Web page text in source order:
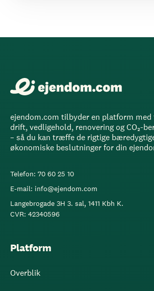
ejendom.com tilbyder en platform med
drift, vedligehold, renovering og CO₂-
– så du kan træffe de rigtige
økonomiske beslutninger for din
Telefon: 70 60 25 10
E-mail: info@ejendom.com
Langebrogade 3H 3. sal, 1411 Kbh K.
CVR: 42340596
Platform
Overblik